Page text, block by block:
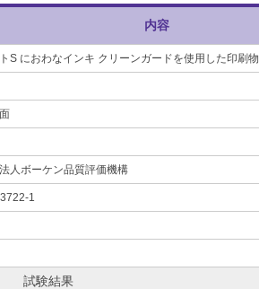
内容
S におわなインキ クリーンガードを使用した印刷物
人ボーケン品質評価機構
1
試験結果